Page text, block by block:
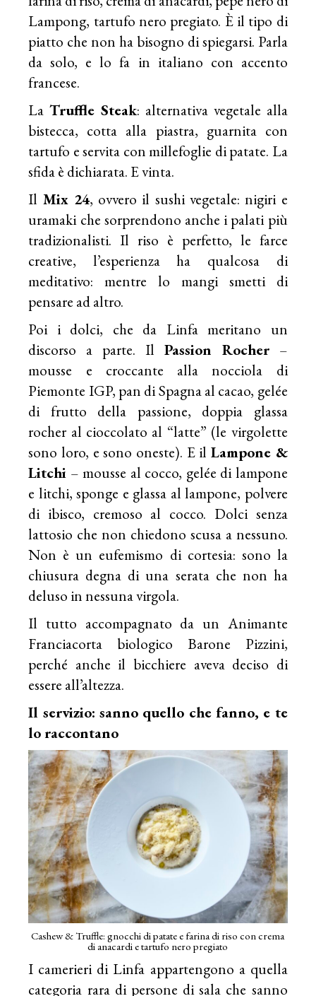
Lampong, tartufo nero pregiato. È il tipo di
piatto che non ha bisogno di spiegarsi. Parla
da solo, e lo fa in italiano con accento
francese.
LaTruffle Steak: alternativa vegetale alla
bistecca, cotta alla piastra, guarnita con
tartufo e servita con millefoglie di patate. La
sfida è dichiarata. E vinta.
Il Mix 24, ovvero il sushi vegetale: nigiri e
uramaki che sorprendono anche i palati più
tradizionalisti. Il riso è perfetto, le farce
creative, l’esperienza ha qualcosa di
meditativo: mentre lo mangi smetti di
pensare ad altro.
Poi i dolci, che da Linfa meritano un
discorso a parte. Il Passion Rocher–
mousse e croccante alla nocciola di
Piemonte IGP, pan di Spagna al cacao, gelée
di frutto della passione, doppia glassa
rocher al cioccolato al “latte” (le virgolette
sono loro, e sono oneste). E ilLampone &
Litchi – mousse al cocco, gelée di lampone
e litchi, sponge e glassa al lampone, polvere
di ibisco, cremoso al cocco. Dolci senza
lattosio che non chiedono scusa a nessuno.
Non è un eufemismo di cortesia: sono la
chiusura degna di una serata che non ha
deluso in nessuna virgola.
Il tutto accompagnato da un Animante
Franciacorta biologico Barone Pizzini,
perché anche il bicchiere aveva deciso di
essere all’altezza.
Il servizio: sanno quello che fanno, e te
lo raccontano
Cashew & Truffle: gnocchi di patate e farina di riso con crema
di anacardi e tartufo nero pregiato
I camerieri di Linfa appartengono a quella
categoria rara di persone di sala che sanno